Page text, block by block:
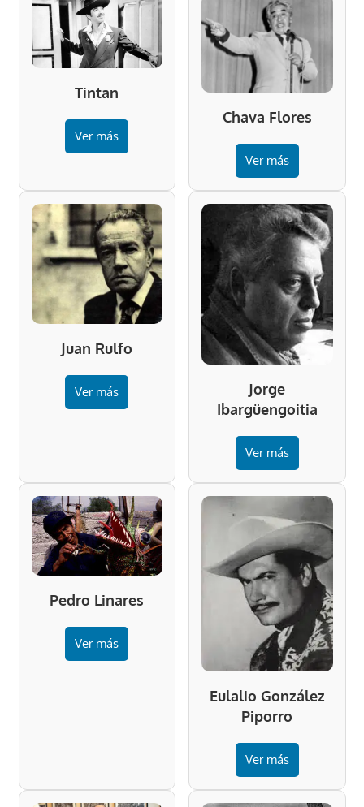
Tintan
Ver más
Chava Flores
Ver más
Juan Rulfo
Ver más
Jorge
Ibargüengoitia
Ver más
Pedro Linares
Ver más
Eulalio González
Piporro
Ver más